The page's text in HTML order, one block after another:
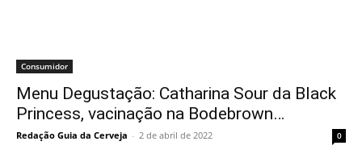
Consumidor
Menu Degustação: Catharina Sour da Black
Princess, vacinação na Bodebrown…
Redação Guia da Cerveja - 2 de abril de 2022 0